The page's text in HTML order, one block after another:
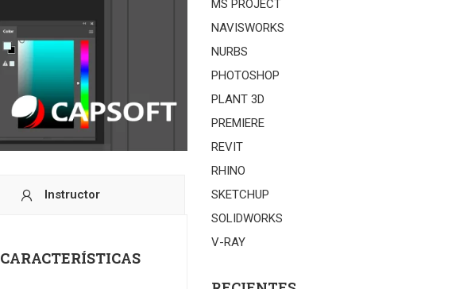
Instructor
CARACTERÍSTICAS
MS PROJECT
NAVISWORKS
NURBS
PHOTOSHOP
PLANT 3D
PREMIERE
REVIT
RHINO
SKETCHUP
SOLIDWORKS
V-RAY